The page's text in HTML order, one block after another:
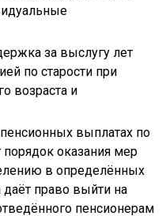
за выслугу лет
по старости при
возраста и
выплатах по
порядок оказания мер
в определённых
право выйти на
пенсионерам